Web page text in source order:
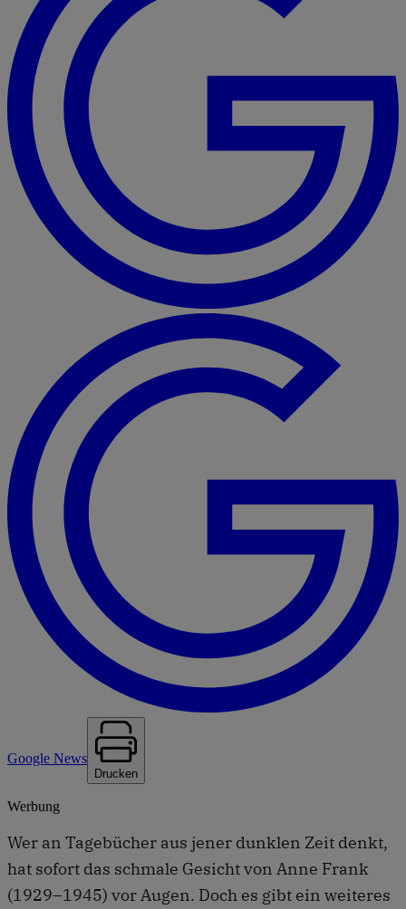
Google News
Drucken
Werbung
Wer an Tagebücher aus jener dunklen Zeit denkt,
hat sofort das schmale Gesicht von Anne Frank
(1929–1945) vor Augen. Doch es gibt ein weiteres